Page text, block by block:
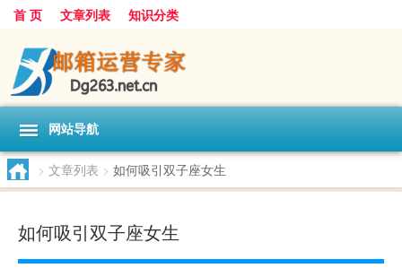
首 页 文章列表 知识分类
网站导航
> 文章列表 > 如何吸引双子座女生
如何吸引双子座女生